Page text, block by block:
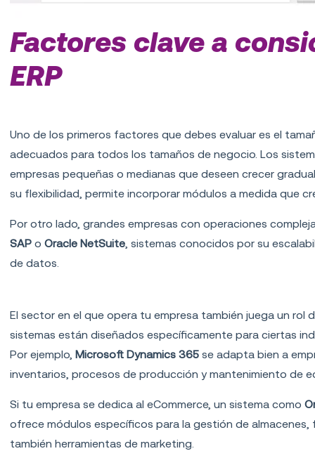
Factores clave a
ERP
Uno de los primeros factores que debes evaluar es el
adecuados para todos los tamaños de negocio. Los
empresas pequeñas o medianas que deseen crecer
su flexibilidad, permite incorporar módulos a medida que
Por otro lado, grandes empresas con operaciones
SAP oOracle NetSuite , sistemas conocidos por su
de datos.
El sector en el que opera tu empresa también juega un rol
sistemas están diseñados específicamente para ciertas
Por ejemplo,Microsoft Dynamics 365 se adapta bien a
inventarios, procesos de producción y mantenimiento de
Si tu empresa se dedica al eCommerce, un sistema como
ofrece módulos específicos para la gestión de
también herramientas de marketing.